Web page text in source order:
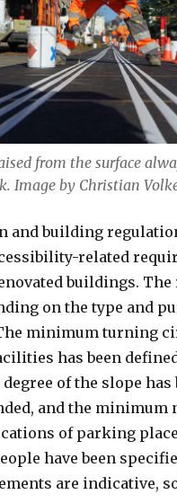
from the surface
Image by Christian
and building
related
buildings.
on the type and
minimum turning
has been
of the slope has
and the minimum
of parking
have been
are indicative,